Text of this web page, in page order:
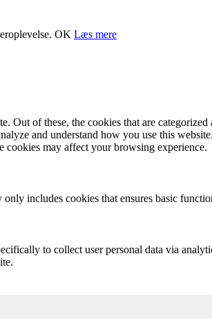
OK Læs mere
of these, the cookies that are categorized
and understand how you use this
cookies may affect your browsing experience.
includes cookies that ensures basic
to collect user personal data via